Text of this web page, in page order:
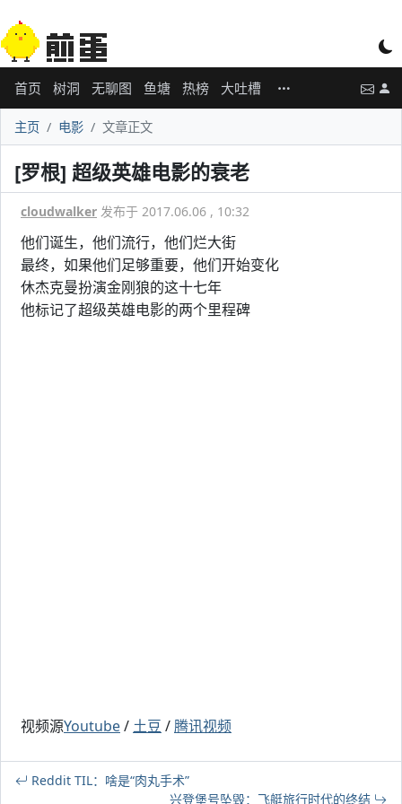
首页 树洞 无聊图 鱼塘 热榜 大吐槽
主页 电影 文章正文
[罗根] 超级英雄电影的衰老
cloudwalker 发布于 2017.06.06 , 10:32
他们诞生，他们流行，他们烂大街
最终，如果他们足够重要，他们开始变化
休杰克曼扮演金刚狼的这十七年
他标记了超级英雄电影的两个里程碑
视频源Youtube/ 土豆 /腾讯视频
Reddit TIL：啥是“肉丸手术”
兴登堡号坠毁：飞艇旅行时代的终结